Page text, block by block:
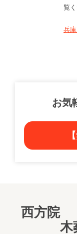
覧く
兵
お気
西方院
木